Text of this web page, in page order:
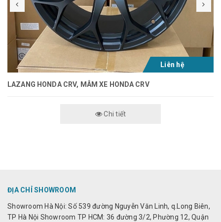
Liên hệ
LAZANG HONDA CRV, MÂM XE HONDA CRV
Chi tiết
ĐỊA CHỈ SHOWROOM
Showroom Hà Nội: Số 539 đường Nguyễn Văn Linh, q.Long Biên,
TP Hà Nội Showroom TP HCM: 36 đường 3/2, Phường 12, Quận